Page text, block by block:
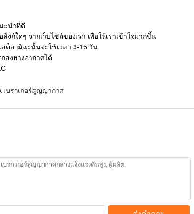
ะนำที่ดี
ก์ใดๆ จากเว็บไซต์ของเรา เพื่อให้เราเข้าใจมากขึ้น
ต็อกมิฉะนั้นจะใช้เวลา 3-15 วัน
ส่งทางอากาศได้
เบรกเกอร์สูญญากาศ